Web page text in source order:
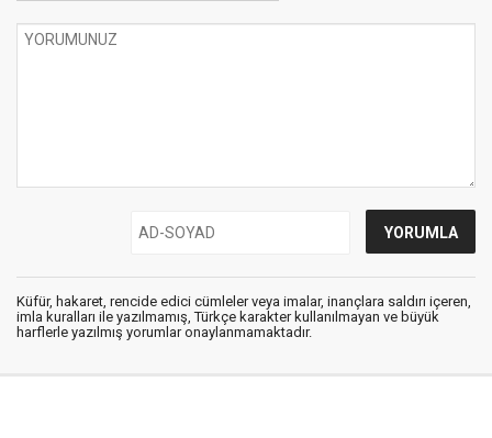
Küfür, hakaret, rencide edici cümleler veya imalar, inançlara saldırı içeren,
imla kuralları ile yazılmamış, Türkçe karakter kullanılmayan ve büyük
harflerle yazılmış yorumlar onaylanmamaktadır.